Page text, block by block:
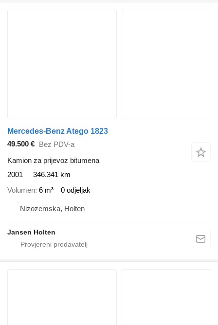
Mercedes-Benz Atego 1823
49.500 €
Bez PDV-a
Kamion za prijevoz bitumena
2001
346.341 km
Volumen 6 m³ 0 odjeljak
Nizozemska, Holten
Jansen Holten